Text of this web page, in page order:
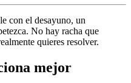
con el desayuno, un
No hay racha que
quieres resolver.
mejor